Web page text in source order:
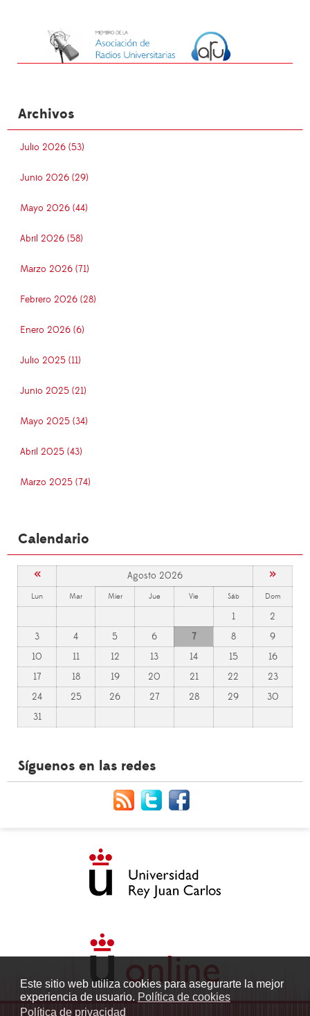
Este sitio web utiliza cookies para asegurarte la mejor
experiencia de usuario. Política de cookies
Política de privacidad
Archivos
Julio 2026 (53)
Junio 2026 (29)
Mayo 2026 (44)
Abril 2026 (58)
Marzo 2026 (71)
Febrero 2026 (28)
Enero 2026 (6)
Julio 2025 (11)
Junio 2025 (21)
Mayo 2025 (34)
Abril 2025 (43)
Marzo 2025 (74)
Calendario
« Agosto 2026 »
Lun Mar Mier Jue Vie Sáb Dom
1
2
3
4 5 6 7 8
9
10
11 12 13 14 15
16
17
18 19 20 21 22
23
24
25 26 27 28 29
30
31
Síguenos en las redes